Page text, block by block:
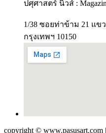
ปศุศาสตร์ นิวส์ :
1/38 ซอยท่าข้าม 21 แข
กรุงเทพฯ 10150
copyright © www.pasusart.com |